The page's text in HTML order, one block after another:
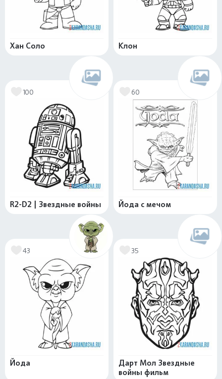
Хан Соло Клон
100
R2-D2 | Звездные войны
60
Йода с мечом
43
Йода
35
Дарт Мол Звездные
войны фильм